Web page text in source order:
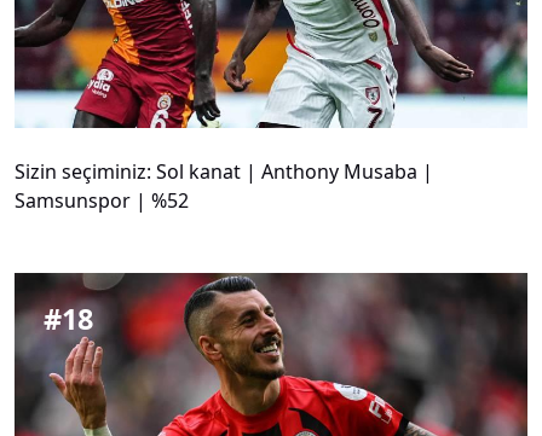
Sizin seçiminiz: Sol kanat | Anthony Musaba |
Samsunspor | %52
#18